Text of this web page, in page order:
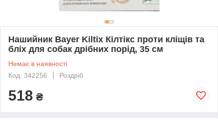
Нашийник Bayer Kiltix Кілтікс проти кліщів та
бліх для собак дрібних порід, 35 см
Немає в наявності
Код: 342256
Роздріб
518 ₴